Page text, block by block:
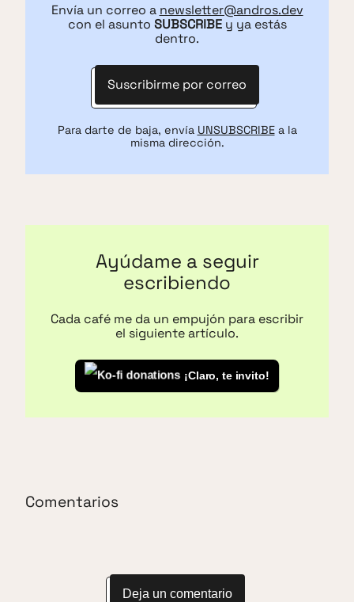
Envía un correo a newsletter@andros.dev
con el asunto SUBSCRIBEy ya estás
dentro.
Suscribirme por correo
Para darte de baja, envía UNSUBSCRIBEa la
misma dirección.
Ayúdame a seguir
escribiendo
Cada café me da un empujón para escribir
el siguiente artículo.
¡Claro, te invito!
Comentarios
Deja un comentario